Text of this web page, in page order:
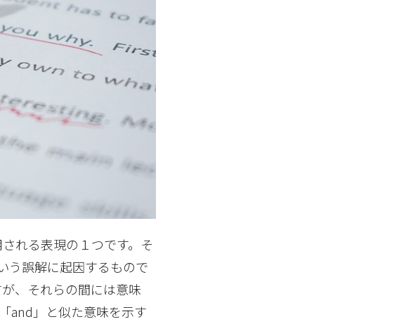
れる表現の１つです。そ
う誤解に起因するもので
、それらの間には意味
and」と似た意味を示す